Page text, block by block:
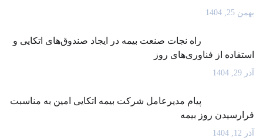
بهمن 25, 1404
راه نجات صنعت بیمه در ایجاد صندوق‌های اتکایی و
استفاده از فناوری‌های روز
آذر 29, 1404
پیام مدیرعامل شرکت بیمه اتکایی امین به مناسبت
فرارسیدن روز بیمه
آذر 12, 1404